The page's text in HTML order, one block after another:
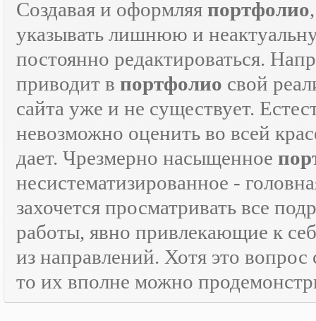
Создавая и оформляя портфолио
указывать лишнюю и
постоянно редактироваться.
приводит в портфолио свой
сайта уже и не существует.
невозможно оценить во всей
дает. Чрезмерно насыщенное
несистематизированное -
захочется просматривать все
работы, явно привлекающие к
из направлений. Хотя это
то их вполне можно